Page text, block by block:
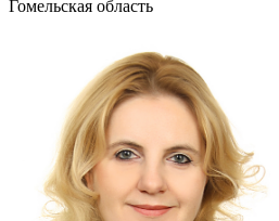
Гомельская область